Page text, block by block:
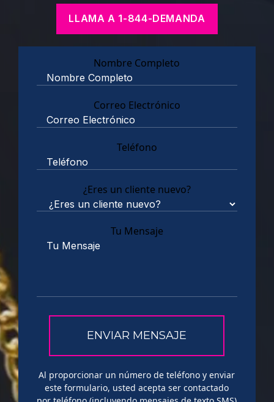
LLAMA A 1-844-DEMANDA
Nombre Completo
Correo Electrónico
Teléfono
¿Eres un cliente nuevo?
Tu Mensaje
Al proporcionar un número de teléfono y enviar
este formulario, usted acepta ser contactado